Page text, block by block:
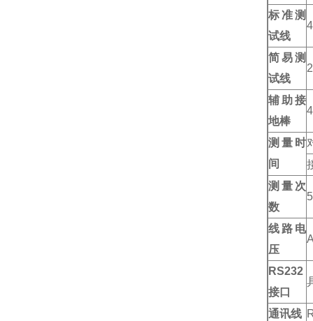
标准测
试线
简易测
试线
辅助接
地棒
测量时
间
测量次
数
线路电
压
RS232
接口
通讯线